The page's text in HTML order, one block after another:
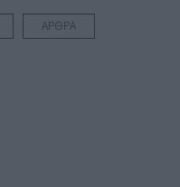
ΑΡΘΡΑ